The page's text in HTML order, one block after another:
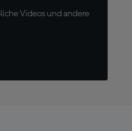
Videos und andere